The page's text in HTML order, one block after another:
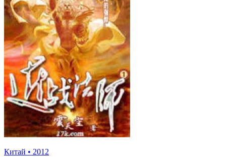
Китай • 2012